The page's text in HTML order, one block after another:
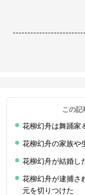
この記
花柳幻舟は舞踊家
花柳幻舟の家族や
花柳幻舟が結婚し
花柳幻舟が逮捕
元を切りつけた